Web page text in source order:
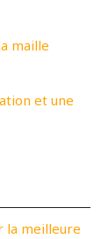
maille
et une
la meilleure